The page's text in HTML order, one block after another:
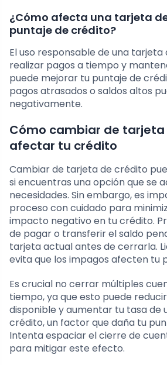
¿Cómo afecta una tarjeta
puntaje de crédito?
El uso responsable de una
realizar pagos a tiempo y
puede mejorar tu puntaje de
pagos atrasados o saldos altos
negativamente.
Cómo cambiar de
afectar tu crédito
Cambiar de tarjeta de crédito
si encuentras una opción que se
necesidades. Sin embargo, es
proceso con cuidado para
impacto negativo en tu crédito.
de pagar o transferir el saldo
tarjeta actual antes de cerrarla.
evita que los impagos afecten tu
Es crucial no cerrar múltiples
tiempo, ya que esto puede
disponible y aumentar tu tasa de
crédito, un factor que daña tu
Intenta espaciar el cierre de
para mitigar este efecto.